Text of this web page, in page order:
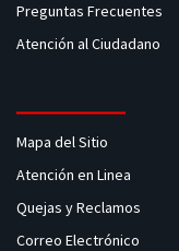
Preguntas Frecuentes
Atención al Ciudadano
Mapa del Sitio
Atención en Linea
Quejas y Reclamos
Correo Electrónico